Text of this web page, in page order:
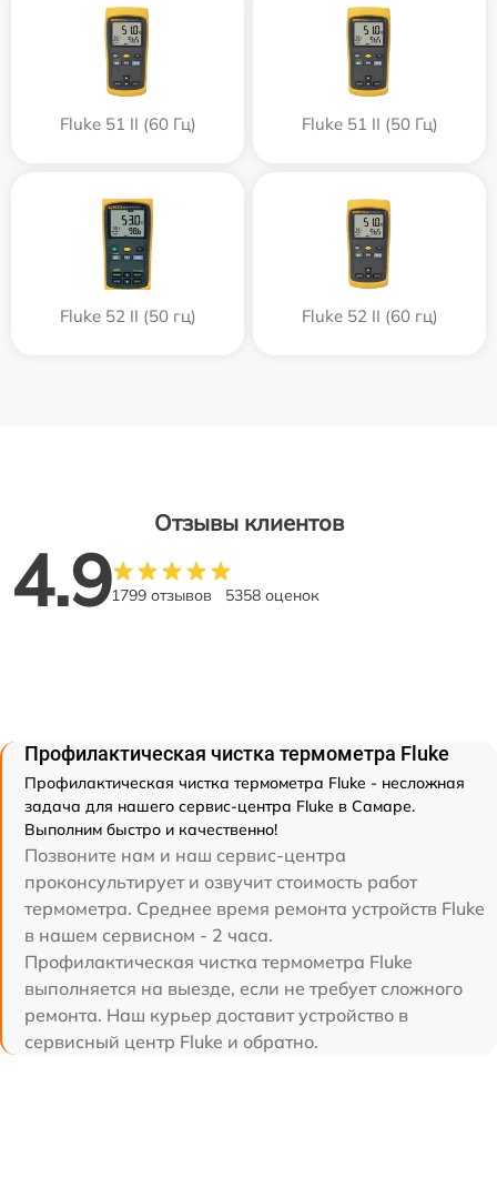
Fluke 51 II (60 Гц) Fluke 51 II (50 Гц)
Fluke 52 II (50 гц) Fluke 52 II (60 гц)
Отзывы клиентов
4.91799 отзывов 5358 оценок
Профилактическая чистка термометра Fluke
Профилактическая чистка термометра Fluke - несложная
задача для нашего сервис-центра Fluke в Самаре.
Выполним быстро и качественно!
Позвоните нам и наш сервис-центра
проконсультирует и озвучит стоимость работ
термометра. Среднее время ремонта устройств Fluke
в нашем сервисном - 2 часа.
Профилактическая чистка термометра Fluke
выполняется на выезде, если не требует сложного
ремонта. Наш курьер доставит устройство в
сервисный центр Fluke и обратно.